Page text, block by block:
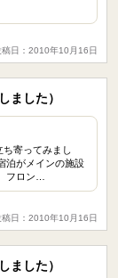
稿日：2010年10月16日
ました）
寄ってみまし
、フロン…
稿日：2010年10月16日
ました）